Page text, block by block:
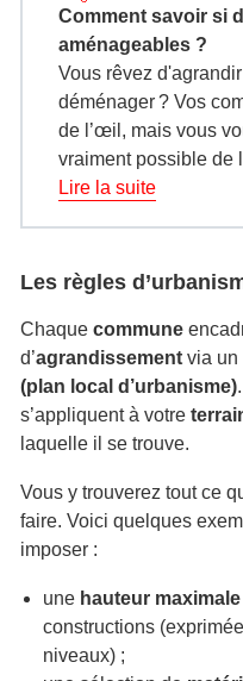
Comment savoir si
aménageables ?
Vous rêvez
déménager ? Vos
de l’œil, mais vous
vraiment possible de
savoir, quelques
Lire la suite
Les règles
Chaque commune
d’agrandissement via un
(plan local d’urbanisme)
s’appliquent à votre
laquelle il se trouve.
Vous y trouverez tout ce
faire. Voici quelques
imposer :
une hauteur maximale
constructions
niveaux) ;